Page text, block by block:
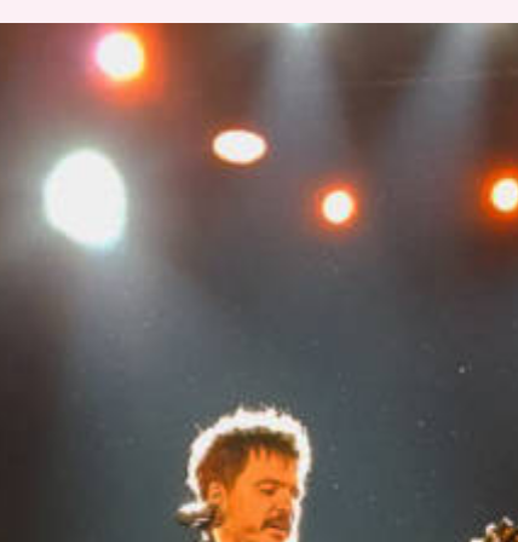
[ 20 mayo, 2026 ] XpresidentX: Rockeros certificados
ENTREVISTAS
[ 17 mayo, 2026 ] Fito & Fitipaldis: 2 de mayo de 2026 en Fuengirola
[ 17 mayo, 2026 ] Fito & Fitipaldis: Su ‘aullido’ retumbó ferozmente en Fuengirola.
[ 5 agosto, 2026 ]
Florent Gorges: La historia de Nintendo Vol. 2 PUBLICACIONES